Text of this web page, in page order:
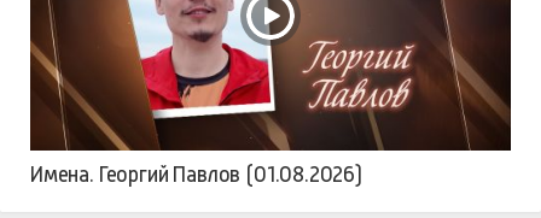
Имена. Георгий Павлов (01.08.2026)